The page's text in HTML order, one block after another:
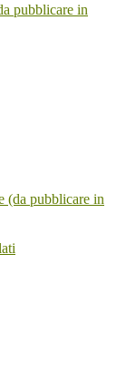
pubblicare in
(da pubblicare in